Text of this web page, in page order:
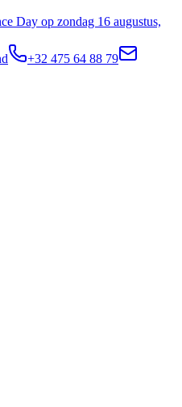
Day op zondag 16 augustus,
+32 475 64 88 79